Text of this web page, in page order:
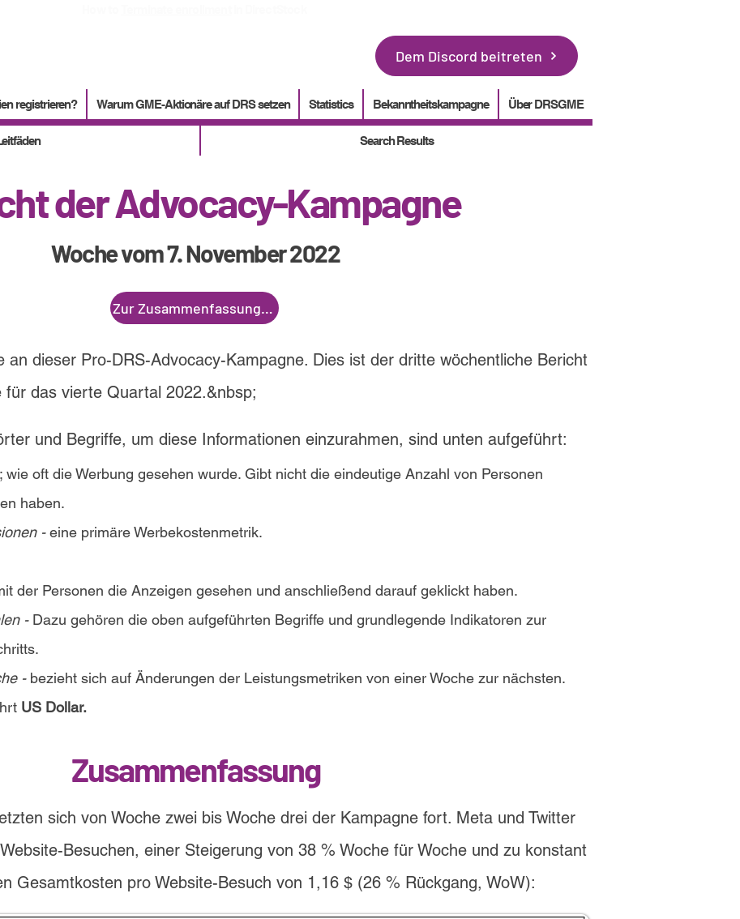
Dem Discord beitreten
registrieren? Warum GME-Aktionäre auf DRS setzen Statistics Bekanntheitskampagne Über DRSGME
Search Results
der Advocacy-Kampagne
Woche vom 7. November 2022
Zur Zusammenfassung springen
dieser Pro-DRS-Advocacy-Kampagne. Dies ist der dritte wöchentliche Bericht
das vierte Quartal 2022.&nbsp;
und Begriffe, um diese Informationen einzurahmen, sind unten aufgeführt:
wie oft die Werbung gesehen wurde. Gibt nicht die eindeutige Anzahl von Personen
haben.
-eine primäre Werbekostenmetrik.
der Personen die Anzeigen gesehen und anschließend darauf geklickt haben.
- Dazu gehören die oben aufgeführten Begriffe und grundlegende Indikatoren zur
- bezieht sich auf Änderungen der Leistungsmetriken von einer Woche zur nächsten.
US Dollar.
Zusammenfassung
sich von Woche zwei bis Woche drei der Kampagne fort. Meta und Twitter
Besuchen, einer Steigerung von 38 % Woche für Woche und zu konstant
Gesamtkosten pro Website-Besuch von 1,16 $ (26 % Rückgang, WoW):